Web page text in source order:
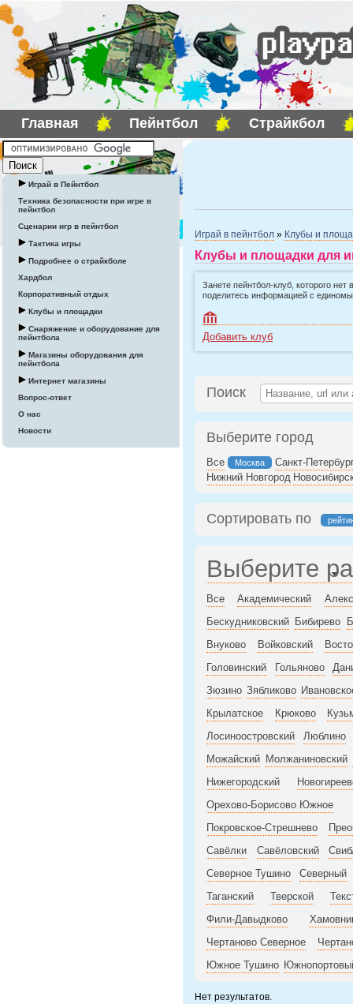
Главная Пейнтбол Страйкбол
Играй в Пейнтбол
Техника безопасности при игре в
пейнтбол
Сценарии игр в пейнтбол
Тактика игры
Подробнее о страйкболе
Хардбол
Корпоративный отдых
Клубы и площадки
Снаряжение и оборудование для
пейнтбола
Магазины оборудования для
пейнтбола
Интернет магазины
Вопрос-ответ
О нас
Новости
Играй в пейнтбол » Клубы и
Клубы и площадки для
Занете пейнтбол-клуб, которого
поделитесь информацией с
Добавить клуб
Поиск
Выберите город
Все Москва
Санкт-
Нижний Новгород
Сортировать по
Выберите
Все Академический
Бескудниковский Бибирево
Внуково
Войковский
Головинский
Гольяново
Зюзино Зябликово
Крылатское
Крюково
Лосиноостровский
Люблино
Можайский Молжаниновский
Нижегородский
Орехово-Борисово Южное
Покровское-Стрешнево
Савёлки
Савёловский
Северное Тушино
Северный
Таганский
Тверской
Фили-Давыдково
Чертаново Северное
Южное Тушино
Нет результатов.